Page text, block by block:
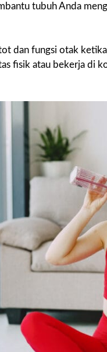
tubuh Anda
dan fungsi otak
fisik atau bekerja di